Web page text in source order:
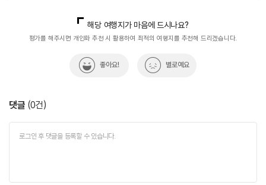
해당 여행지가 마음에 드시나요?
평가를 해주시면 개인화 추천 시 활용하여 최적의 여행지를 추천해 드리겠습니다.
좋아요! 별로예요
댓글 (0건)